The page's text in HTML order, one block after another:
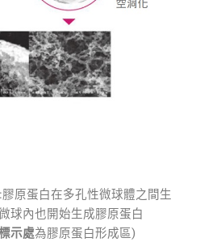
原蛋白在多孔性微球體之間生
球內也開始生成膠原蛋白
示處為膠原蛋白形成區)